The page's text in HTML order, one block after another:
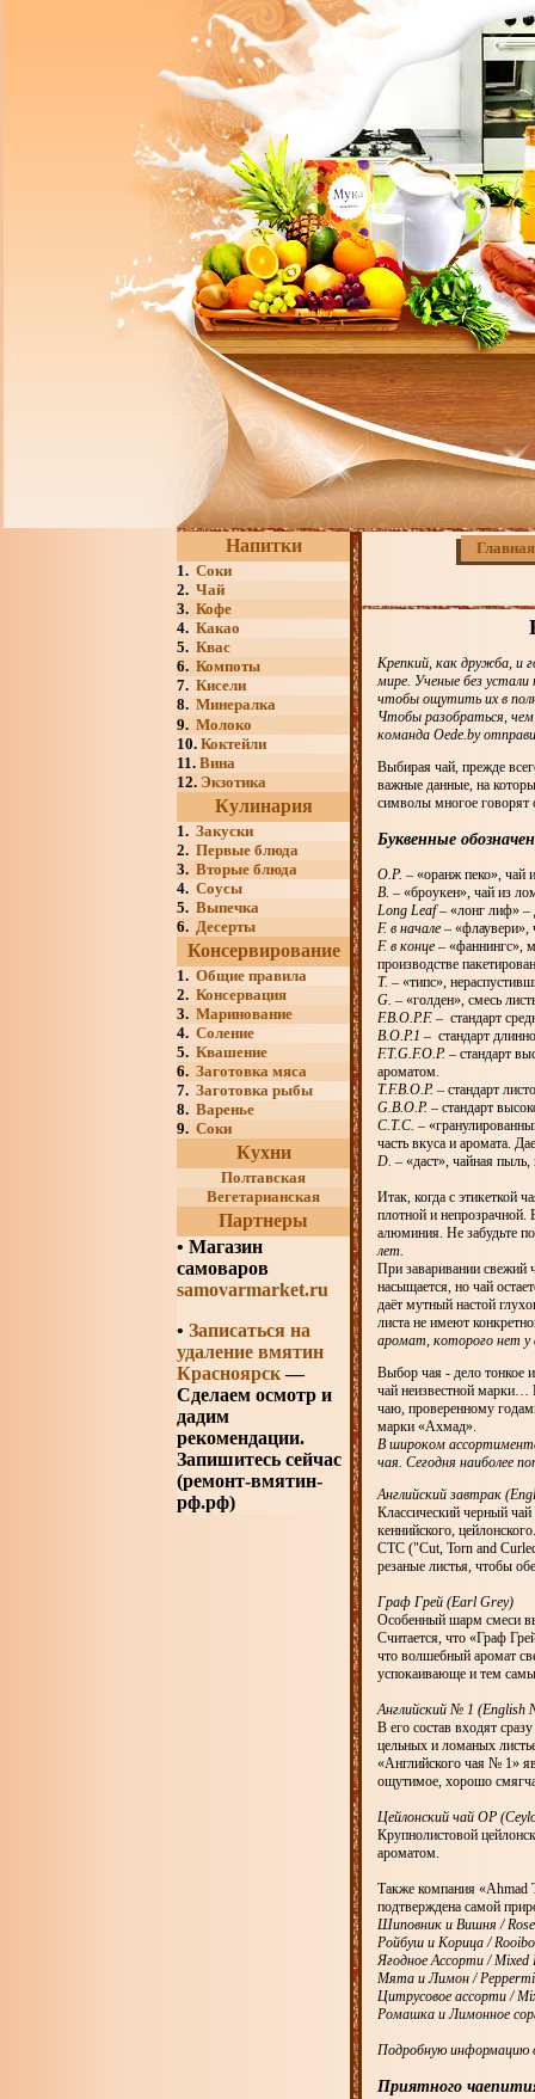
Напитки
1. Соки
2. Чай
3. Кофе
4. Какао
5. Квас
6. Компоты
7. Кисели
8. Минералка
9. Молоко
10. Коктейли
11. Вина
12. Экзотика
Кулинария
1. Закуски
2. Первые блюда
3. Вторые блюда
4. Соусы
5. Выпечка
6. Десерты
Консервирование
1. Общие правила
2. Консервация
3. Маринование
4. Соление
5. Квашение
6. Заготовка мяса
7. Заготовка рыбы
8. Варенье
9. Соки
Кухни
Полтавская
Вегетарианская
Партнеры
• Магазин
самоваров
samovarmarket.ru
• Записаться на
удаление вмятин
Красноярск—
Сделаем осмотр и
дадим
рекомендации.
Запишитесь сейчас
(ремонт-вмятин-
рф.рф)
Главная
Крепкий, как дружба, и
мире. Ученые без
чтобы ощутить их в
Чтобы разобраться,
команда Oede.by
Выбирая чай, прежде
важные данные, на
символы многое говорят
Буквенные
О.Р. – «оранж пеко», чай
В. – «броукен», чай из
Long Leaf– «лонг лиф» –
F. в начале – «флаувери»,
F. в конце – «фаннингс»,
производстве
T. – «типс»,
G. – «голден», смесь
F.B.O.P.F. – стандарт
B.O.P.1 – стандарт
F.T.G.F.O.P. – стандарт
ароматом.
T.F.B.O.P. – стандарт
G.B.O.P. – стандарт
C.T.C. –
часть вкуса и аромата.
D. – «даст», чайная
Итак, когда с этикеткой
плотной и непрозрачной.
алюминия. Не забудьте
лет.
При заваривании свежий
насыщается, но чай
даёт мутный настой
листа не имеют
аромат, которого нет у
Выбор чая - дело тонкое
чай неизвестной марки…
чаю, проверенному
марки «Ахмад».
В широком
чая. Сегодня наиболее
Английский завтрак
Классический черный чай
кеннийского,
СТС ("Cut, Torn and
резаные листья, чтобы
Граф Грей (Earl Grey)
Особенный шарм смеси
Считается, что «Граф
что волшебный аромат
успокаивающе и тем
Английский № 1 (English
В его состав входят
цельных и ломаных
«Английского чая № 1»
ощутимое, хорошо
Цейлонский чай ОР
Крупнолистовой
ароматом.
Также компания «Ahmad
подтверждена самой
Шиповник и Вишня /
Ройбуш и Корица /
Ягодное Ассорти / Mixed
Мята и Лимон /
Цитрусовое ассорти /
Ромашка и Лимонное
Подробную информацию
Приятного